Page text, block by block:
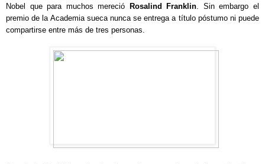
Nobel que para muchos mereció
Rosalind Franklin. Sin embargo el
premio de la Academia sueca nunca se entrega a título póstumo ni puede
compartirse entre más de tres personas.